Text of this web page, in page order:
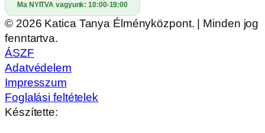
Ma NYITVA vagyunk:10:00-19:00
© 2026 Katica Tanya Élményközpont. | Minden jog
fenntartva.
ÁSZF
Adatvédelem
Impresszum
Foglalási feltételek
Készítette: